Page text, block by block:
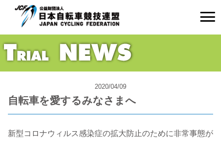
2020/04/09
自転車を愛するみなさまへ
新型コロナウィルス感染症の拡大防止のために非常事態が